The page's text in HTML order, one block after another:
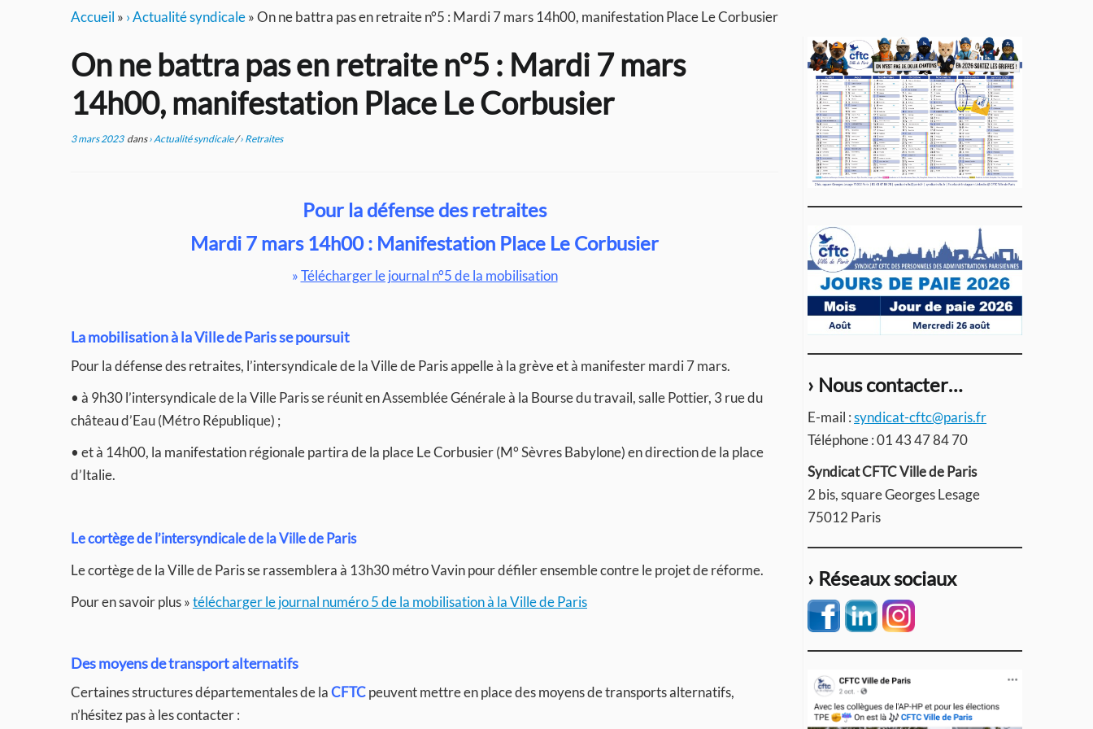
Accueil » › Actualité syndicale»On ne battra pas en retraite n°5 : Mardi 7 mars 14h00, manifestation Place Le Corbusier
On ne battra pas en retraite n°5 : Mardi 7 mars
14h00, manifestation Place Le Corbusier
3 mars 2023dans› Actualité syndicale/› Retraites
Pour la défense des retraites
Mardi 7 mars 14h00 : Manifestation Place Le Corbusier
»Télécharger le journal n°5 de la mobilisation
La mobilisation à la Ville de Paris se poursuit
Pour la défense des retraites, l’intersyndicale de la Ville de Paris appelle à la grève et à manifester mardi 7 mars.
• à 9h30 l’intersyndicale de la Ville Paris se réunit en Assemblée Générale à la Bourse du travail, salle Pottier, 3 rue du
château d’Eau (Métro République) ;
• et à 14h00, la manifestation régionale partira de la place Le Corbusier (M° Sèvres Babylone) en direction de la place
d’Italie.
Le cortège de l’intersyndicale de la Ville de Paris
Le cortège de la Ville de Paris se rassemblera à 13h30 métro Vavin pour défiler ensemble contre le projet de réforme.
Pour en savoir plus »télécharger le journal numéro 5 de la mobilisation à la Ville de Paris
Des moyens de transport alternatifs
Certaines structures départementales de laCFTCpeuvent mettre en place des moyens de transports alternatifs,
n’hésitez pas à les contacter :
› Nous contacter…
E-mail :syndicat-cftc@paris.fr
Téléphone : 01 43 47 84 70
Syndicat CFTC Ville de Paris
2 bis, square Georges Lesage
75012 Paris
› Réseaux sociaux